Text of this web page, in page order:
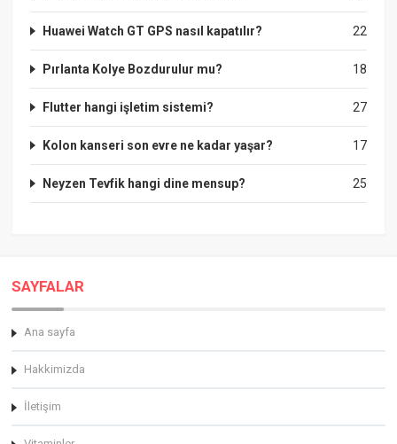
22
Huawei Watch GT GPS nasıl kapatılır?
18
Pırlanta Kolye Bozdurulur mu?
27
Flutter hangi işletim sistemi?
17
Kolon kanseri son evre ne kadar yaşar?
25
Neyzen Tevfik hangi dine mensup?
SAYFALAR
Ana sayfa
Hakkimizda
İletişim